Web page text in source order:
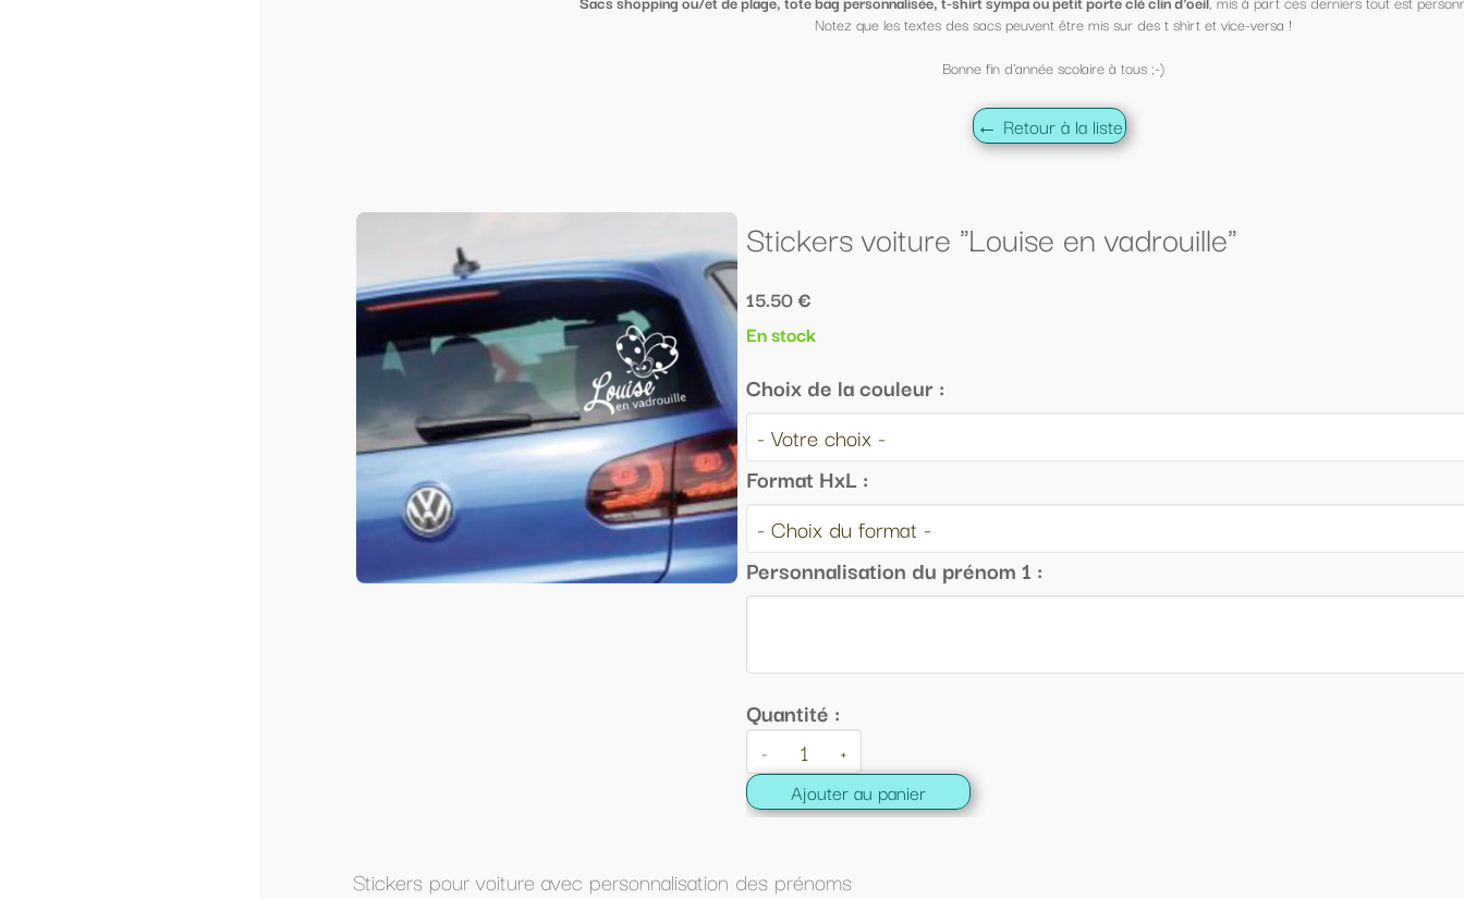
Notez que les textes des sacs peuvent être mis sur des t shirt et vice-versa !
Stickers voiture "Louise en vadrouille"
15.50 €
En stock
Choix de la couleur :
Format HxL :
Personnalisation du prénom 1 :
Stickers pour voiture avec personnalisation des prénoms